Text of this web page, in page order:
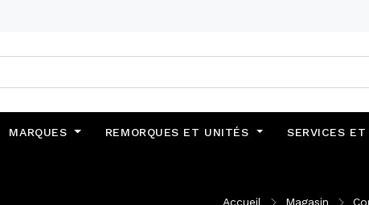
MARQUES REMORQUES ET UNITÉS SERVICES ET
Accueil Magasin